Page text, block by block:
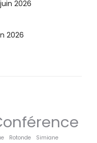
2026
2026
Rotonde Simiane